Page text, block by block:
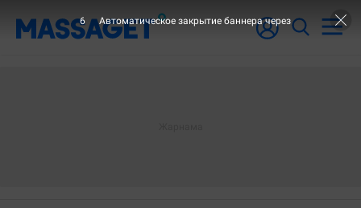
6 Автоматическое закрытие баннера через